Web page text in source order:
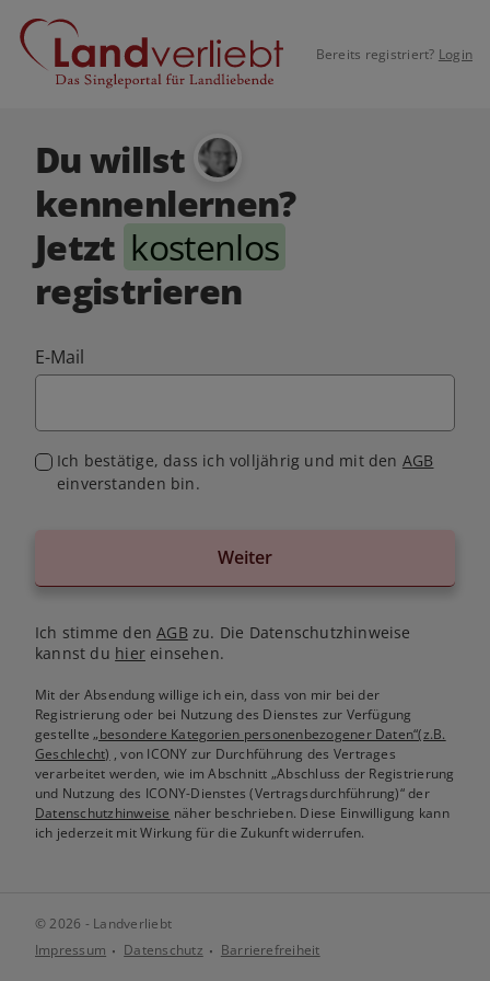
Bereits registriert? Login
Du willst
kennenlernen?
Jetzt kostenlos
registrieren
E-Mail
Ich bestätige, dass ich volljährig und mit den AGB
einverstanden bin.
Weiter
Ich stimme denAGB zu. Die Datenschutzhinweise
kannst du hiereinsehen.
Mit der Absendung willige ich ein, dass von mir bei der
Registrierung oder bei Nutzung des Dienstes zur Verfügung
gestellte„besondere Kategorien personenbezogener Daten“(z.B.
Geschlecht) , von ICONY zur Durchführung des Vertrages
verarbeitet werden, wie im Abschnitt „Abschluss der Registrierung
und Nutzung des ICONY-Dienstes (Vertragsdurchführung)“ der
Datenschutzhinweise näher beschrieben. Diese Einwilligung kann
ich jederzeit mit Wirkung für die Zukunft widerrufen.
© 2026 - Landverliebt
Impressum
Datenschutz Barrierefreiheit